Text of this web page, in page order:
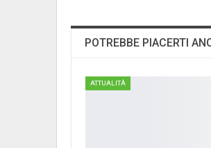
POTREBBE PIACERTI
ATTUALITÀ